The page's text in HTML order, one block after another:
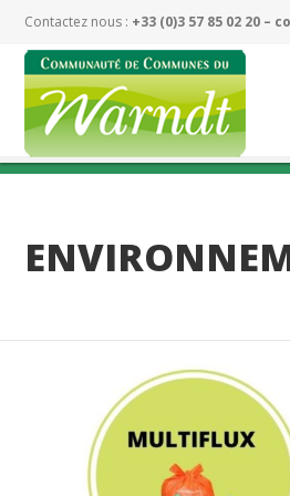
Contactez nous : +33 (0)3 57 85 02 20 –